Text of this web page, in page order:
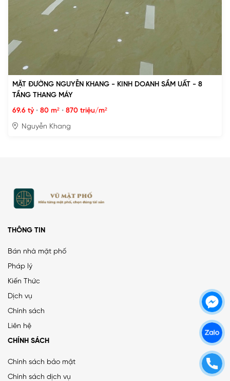
MẶT ĐƯỜNG NGUYỄN KHANG - KINH DOANH SẦM UẤT - 8
TẦNG THANG MÁY
69.6 tỷ • 80 m² • 870 triệu/m²
Nguyễn Khang
THÔNG TIN
Bán nhà mặt phố
Pháp lý
Kiến Thức
Dịch vụ
Chính sách
Liên hệ
CHÍNH SÁCH
Chính sách bảo mật
Chính sách dịch vụ